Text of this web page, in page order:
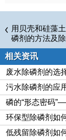
用贝壳和硅藻
磷剂的方法及
相关资讯
废水除磷剂的选
污水除磷剂的应
磷的“形态密码
环保型除磷剂如
低残留除磷剂如